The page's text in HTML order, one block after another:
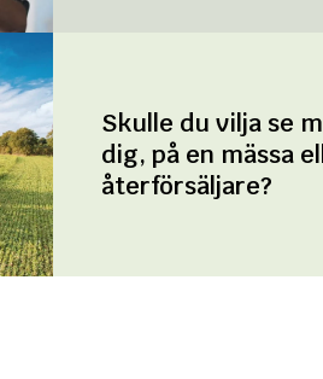
Skulle du vilja se
dig, på en mässa
återförsäljare?